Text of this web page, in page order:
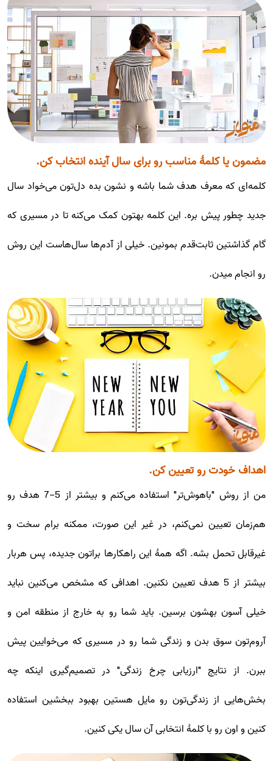
مضمون یا کلمۀ مناسب رو برای سال آینده انتخاب کن.
کلمه‌ای که معرف هدف شما باشه و نشون بده دل‌تون می‌خواد سال
جدید چطور پیش بره. این کلمه بهتون کمک می‌کنه تا در مسیری که
گام گذاشتین ثابت‌قدم بمونین. خیلی از آدم‌ها سال‌هاست این روش
رو انجام مید‌ن.
اهداف خودت رو تعیین کن.
من از روش "باهوش‌تر" استفاده می‌کنم و بیشتر از 5-7 هدف رو
هم‌زمان تعیین نمی‌کنم، در غیر این صورت، ممکنه برام سخت و
غیرقابل تحمل بشه. اگه همۀ این راهکارها براتون جدیده، پس هربار
بیشتر از 5 هدف تعیین نکنین. اهدافی که مشخص می‌کنین نباید
خیلی آسون بهشون برسین. باید شما رو به خارج از منطقه امن و
آروم‌تون سوق بدن و زندگی شما رو در مسیری که می‌خوایین پیش
ببرن. از نتایج "ارزیابی چرخ زندگی" در تصمیم‌گیری اینکه چه
بخش‌هایی از زندگی‌تون رو مایل هستین بهبود ببخشین استفاده
کنین و اون رو با کلمۀ انتخابی آن سال یکی کنین.